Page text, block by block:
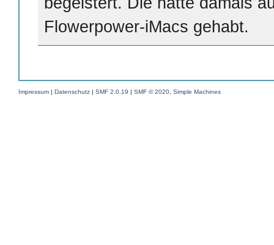
Flowerpower-iMacs gehabt.
Impressum | Datenschutz | SMF 2.0.19 | SMF © 2020 Simple Machines